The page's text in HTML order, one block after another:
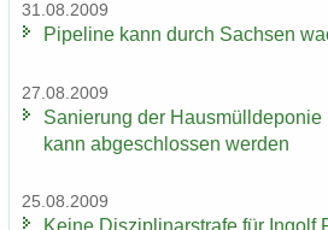
31.08.2009
Pipe­line kann durch Sach­sen
27.08.2009
Sa­nie­rung der Haus­müll­de­po­nie
kann ab­ge­schlos­sen wer­den
25.08.2009